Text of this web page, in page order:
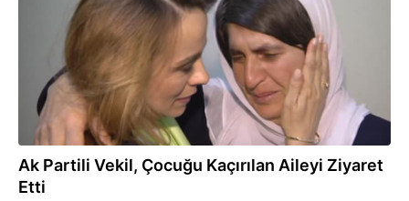
Ak Partili Vekil, Çocuğu Kaçırılan Aileyi Ziyaret
Etti